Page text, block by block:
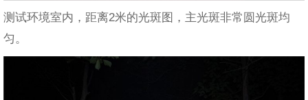
测试环境室内，距离2米的光斑图，主光斑非常圆光斑均
匀。